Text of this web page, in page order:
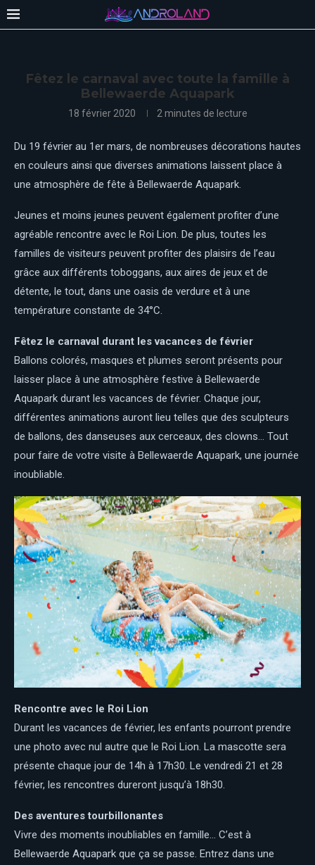
Fêtez le carnaval avec toute la famille à
Bellewaerde Aquapark
18 février 2020 2 minutes de lecture
Du 19 février au 1er mars, de nombreuses décorations hautes
en couleurs ainsi que diverses animations laissent place à
une atmosphère de fête à Bellewaerde Aquapark.
Jeunes et moins jeunes peuvent également profiter d’une
agréable rencontre avec le Roi Lion. De plus, toutes les
familles de visiteurs peuvent profiter des plaisirs de l’eau
grâce aux différents toboggans, aux aires de jeux et de
détente, le tout, dans une oasis de verdure et à une
température constante de 34°C.
Fêtez le carnaval durant les vacances de février
Ballons colorés, masques et plumes seront présents pour
laisser place à une atmosphère festive à Bellewaerde
Aquapark durant les vacances de février. Chaque jour,
différentes animations auront lieu telles que des sculpteurs
de ballons, des danseuses aux cerceaux, des clowns… Tout
pour faire de votre visite à Bellewaerde Aquapark, une journée
inoubliable.
Rencontre avec le Roi Lion
Durant les vacances de février, les enfants pourront prendre
une photo avec nul autre que le Roi Lion. La mascotte sera
présente chaque jour de 14h à 17h30. Le vendredi 21 et 28
février, les rencontres dureront jusqu’à 18h30.
Des aventures tourbillonantes
Vivre des moments inoubliables en famille… C’est à
Bellewaerde Aquapark que ça se passe. Entrez dans une